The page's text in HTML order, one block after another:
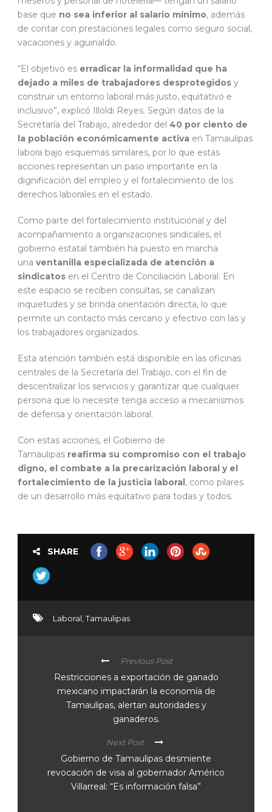
base que no sea inferior al salario mínimo, además
de contar con prestaciones legales como seguro social,
vacaciones y aguinaldo.
“El objetivo es erradicar la informalidad que ha
dejado a miles de trabajadores desprotegidos y
construir un entorno laboral más justo, equitativo e
inclusivo”, explicó Illoldi Reyes. Según datos de la
Secretaría del Trabajo, alrededor del 40 por ciento de
la población económicamente activa en Tamaulipas
labora bajo esquemas similares, por lo que estas
acciones representan un paso importante en la
dignificación del empleo y el fortalecimiento de los
derechos laborales en el estado.
Como parte del fortalecimiento institucional y del
acompañamiento a organizaciones sindicales, el
gobierno estatal también ha puesto en marcha
una ventanilla especializada de atención a
sindicatos en el Centro de Conciliación Laboral. En
este espacio se reciben consultas, se canalizan
inquietudes y se brinda orientación directa, lo que
permite un contacto más cercano y efectivo con las y
los trabajadores organizados.
Esta atención también está disponible en las oficinas
centrales de la Secretaría del Trabajo, con el fin de
descentralizar los servicios y garantizar que cualquier
persona que lo necesite tenga acceso a mecanismos
de defensa y orientación laboral.
Con estas acciones, el Gobierno de
Tamaulipas reafirma su compromiso con el trabajo
digno, el combate a la precarización laboral y el
fortalecimiento de la justicia laboral, como pilares
de un desarrollo más equitativo para todas y todos.
SHARE
Laboral Tamaulipas
Previous Post
Restricciones a exportación de ganado
mexicano impactarán la economía de
Tamaulipas, alertan autoridades y
ganaderos.
Next Post
Gobierno de Tamaulipas desmiente
revocación de visa al gobernador Américo
Villarreal: “Es información falsa”